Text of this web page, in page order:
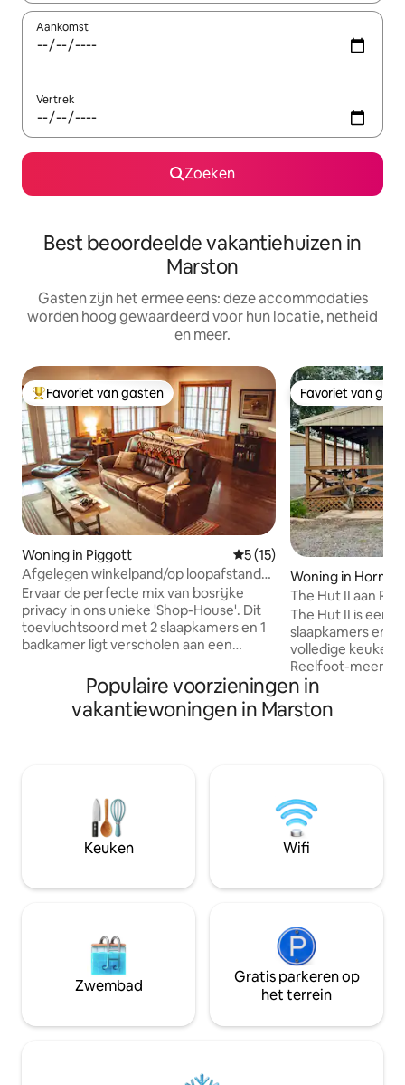
Aankomst
Vertrek
Zoeken
Best beoordeelde vakantiehuizen in
Marston
Gasten zijn het ermee eens: deze accommodaties
worden hoog gewaardeerd voor hun locatie, netheid
en meer.
Topfavoriet van gasten
Favoriet van gasten
Woning in Piggott Gemiddelde beoordeling
5 (15)
Afgelegen winkelpand/op loopafstand
van Heritage Park!
Ervaar de perfecte mix van bosrijke
privacy in ons unieke 'Shop-House'. Dit
toevluchtsoord met 2 slaapkamers en 1
badkamer ligt verscholen aan een
afstand van Heritage Park, op enkele
minuten van het Hemingway-Pfeiffer
Museum en op een uitstekende locatie
rustige, bosrijke omgeving. Met snelle
wifi en voldoende privacy is dit de
ultieme, afgelegen uitvalsbasis om het
beste van Piggott te ontdekken!
Favoriet van
Favoriet van
Woning in
The Hut II aan
The Hut II is een
slaapkamers en 1
volledige
Reelfoot-meer
kunt zitten en
prachtige uitzicht
biedt
voorkant of een
aan de
genieten van het
het meer of een
Populaire voorzieningen in
vakantiewoningen in Marston
Keuken Wifi
Zwembad
Gratis parkeren op
het terrein